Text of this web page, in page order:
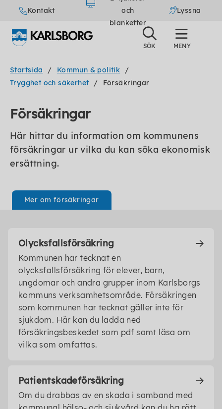
Kontakt
och
blanketter
Lyssna
Startsida
Kommun & politik
Trygghet och säkerhet
Försäkringar
Försäkringar
Här hittar du information om kommunens
försäkringar ur vilka du kan söka ekonomisk
ersättning.
Mer om försäkringar
Olycksfallsförsäkring
Kommunen har tecknat en
olycksfallsförsäkring för elever, barn,
ungdomar och andra grupper inom Karlsborgs
kommuns verksamhetsområde. Försäkringen
som kommunen har tecknat gäller inte för
sjukdom. Här kan du ladda ned
försäkringsbeskedet som pdf samt läsa om
vilka som omfattas.
Patientskadeförsäkring
Om du drabbas av en skada i samband med